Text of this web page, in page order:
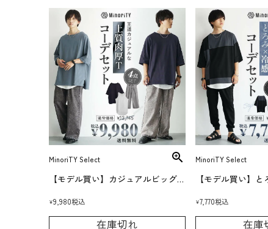
MinoriTY Select
【モデル買い】カジュアルビッグTeeコーデセット(送料無料)
¥9,980税込
在庫切れ
MinoriTY Select
¥7,770税込
在庫